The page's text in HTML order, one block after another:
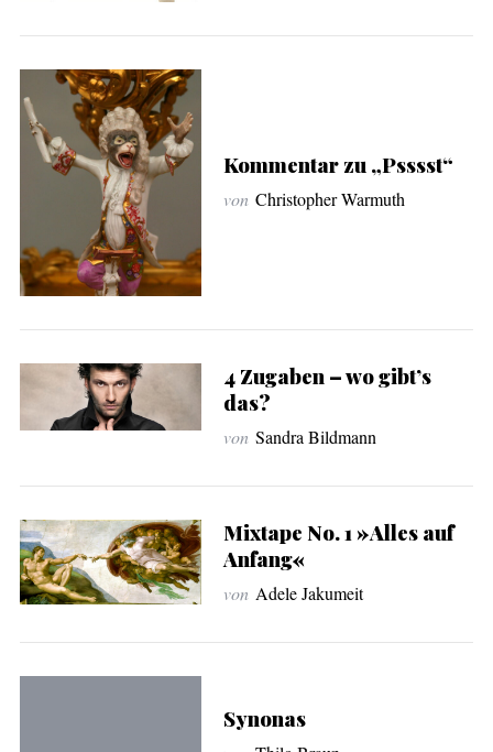
Kommentar zu „Psssst“
von Christopher Warmuth
4 Zugaben – wo gibt’s
das?
von Sandra Bildmann
Mixtape No. 1 »Alles auf
Anfang«
von Adele Jakumeit
Synonas